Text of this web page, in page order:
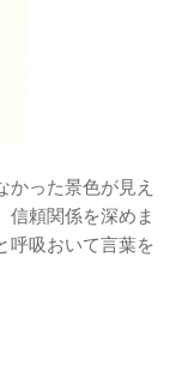
かった景色が見え
信頼関係を深めま
呼吸おいて言葉を